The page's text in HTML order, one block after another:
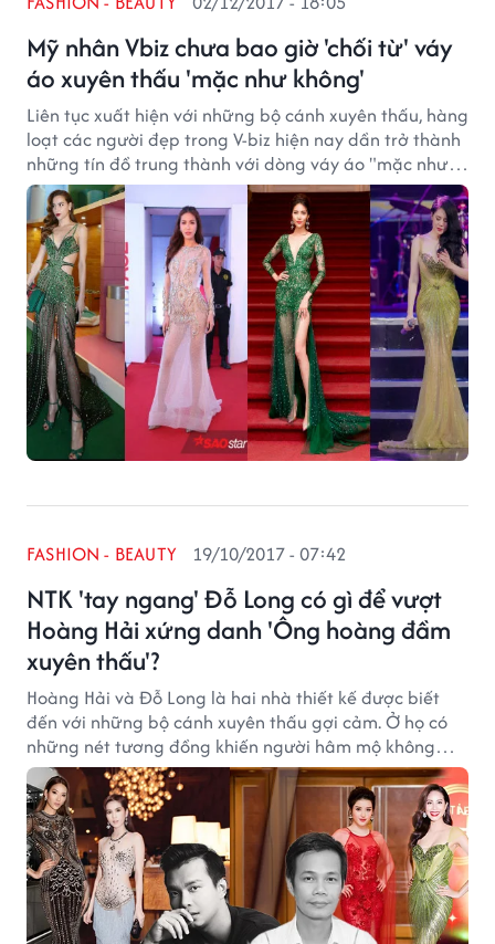
Mỹ nhân Vbiz chưa bao giờ 'chối từ' váy
áo xuyên thấu 'mặc như không'
Liên tục xuất hiện với những bộ cánh xuyên thấu, hàng
loạt các người đẹp trong V-biz hiện nay dần trở thành
những tín đồ trung thành với dòng váy áo "mặc như
không mặc".
NTK 'tay ngang' Đỗ Long có gì để vượt
Hoàng Hải xứng danh 'Ông hoàng đầm
xuyên thấu'?
FASHION - BEAUTY 19/10/2017 - 07:42
Hoàng Hải và Đỗ Long là hai nhà thiết kế được biết
đến với những bộ cánh xuyên thấu gợi cảm. Ở họ có
những nét tương đồng khiến người hâm mộ không
khỏi so sánh, đặt lên bàn cân.